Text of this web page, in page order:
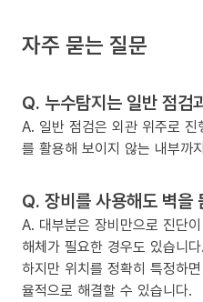
자주 묻는 질문
Q. 누수탐지는 일반 점검
A. 일반 점검은 외관 위주로 진
를 활용해 보이지 않는 내부까
Q. 장비를 사용해도 벽을
A. 대부분은 장비만으로 진단
해체가 필요한 경우도 있습니다.
하지만 위치를 정확히 특정하
율적으로 해결할 수 있습니다.